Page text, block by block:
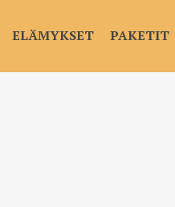
ELÄMYKSET PAKETIT